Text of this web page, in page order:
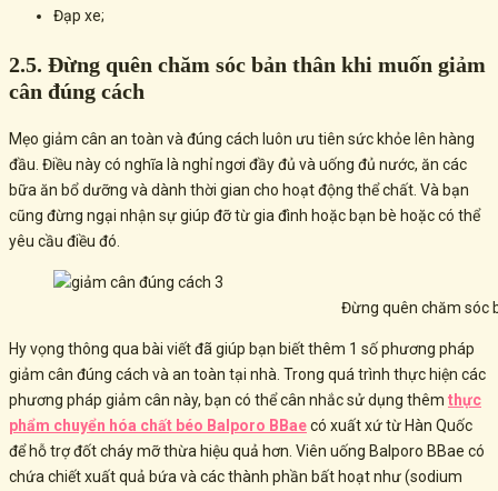
Đạp xe;
2.5. Đừng quên chăm sóc bản thân khi muốn giảm
cân đúng cách
Mẹo giảm cân an toàn và đúng cách luôn ưu tiên sức khỏe lên hàng
đầu. Điều này có nghĩa là nghỉ ngơi đầy đủ và uống đủ nước, ăn các
bữa ăn bổ dưỡng và dành thời gian cho hoạt động thể chất. Và bạn
cũng đừng ngại nhận sự giúp đỡ từ gia đình hoặc bạn bè hoặc có thể
yêu cầu điều đó.
Đừng quên chăm sóc
Hy vọng thông qua bài viết đã giúp bạn biết thêm 1 số phương pháp
giảm cân đúng cách và an toàn tại nhà. Trong quá trình thực hiện các
phương pháp giảm cân này, bạn có thể cân nhắc sử dụng thêm thực
phẩm chuyển hóa chất béo Balporo BBaecó xuất xứ từ Hàn Quốc
để hỗ trợ đốt cháy mỡ thừa hiệu quả hơn. Viên uống Balporo BBae có
chứa chiết xuất quả bứa và các thành phần bất hoạt như (sodium